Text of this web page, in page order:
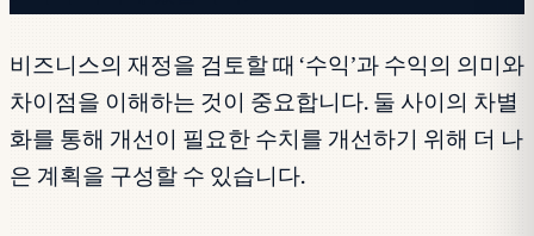
비즈니스의 재정을 검토할 때 ‘수익’과 수익의 의미와
차이점을 이해하는 것이 중요합니다. 둘 사이의 차별
화를 통해 개선이 필요한 수치를 개선하기 위해 더 나
은 계획을 구성할 수 있습니다.